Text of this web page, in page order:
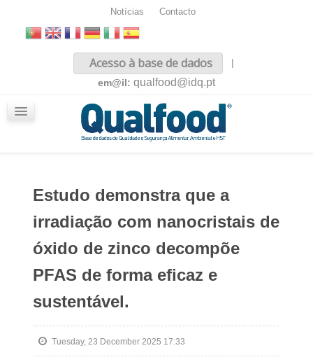
Notícias Contacto
Acesso à base de dados
|
em@il: qualfood@idq.pt
Estudo demonstra que a
irradiação com nanocristais de
óxido de zinco decompõe
PFAS de forma eficaz e
sustentável.
Tuesday, 23 December 2025 17:33